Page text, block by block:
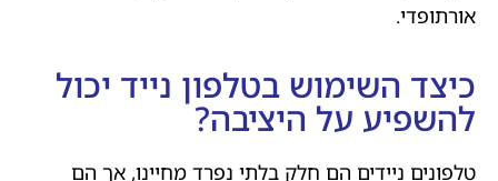
אורתופדי.
כיצד השימוש בטלפון נייד יכול
להשפיע על היציבה?
טלפונים ניידים הם חלק בלתי נפרד מחיינו, אך הם